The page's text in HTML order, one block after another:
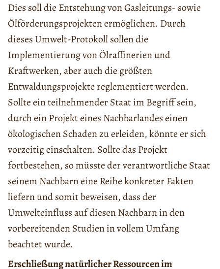
Dies soll die Entstehung von Gasleitungs- sowie
Ölförderungsprojekten ermöglichen. Durch
dieses Umwelt-Protokoll sollen die
Implementierung von Ölraffinerien und
Kraftwerken, aber auch die größten
Entwaldungsprojekte reglementiert werden.
Sollte ein teilnehmender Staat im Begriff sein,
durch ein Projekt eines Nachbarlandes einen
ökologischen Schaden zu erleiden, könnte er sich
vorzeitig einschalten. Sollte das Projekt
fortbestehen, so müsste der verantwortliche Staat
seinem Nachbarn eine Reihe konkreter Fakten
liefern und somit beweisen, dass der
Umwelteinfluss auf diesen Nachbarn in den
vorbereitenden Studien in vollem Umfang
beachtet wurde.
Erschließung natürlicher Ressourcen im